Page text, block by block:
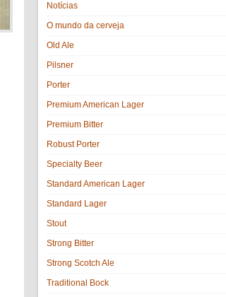
Notícias
O mundo da cerveja
Old Ale
Pilsner
Porter
Premium American Lager
Premium Bitter
Robust Porter
Specialty Beer
Standard American Lager
Standard Lager
Stout
Strong Bitter
Strong Scotch Ale
Traditional Bock